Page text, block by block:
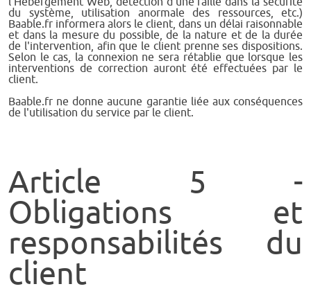
du système, utilisation anormale des ressources, etc.)
Baable.fr informera alors le client, dans un délai raisonnable
et dans la mesure du possible, de la nature et de la durée
de l'intervention, afin que le client prenne ses dispositions.
Selon le cas, la connexion ne sera rétablie que lorsque les
interventions de correction auront été effectuées par le
client.
Baable.fr ne donne aucune garantie liée aux conséquences
de l'utilisation du service par le client.
Article 5 -
Obligations et
responsabilités du
client